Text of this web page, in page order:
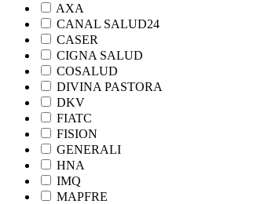
AXA
CANAL SALUD24
CASER
CIGNA SALUD
COSALUD
DIVINA PASTORA
DKV
FIATC
FISION
GENERALI
HNA
IMQ
MAPFRE